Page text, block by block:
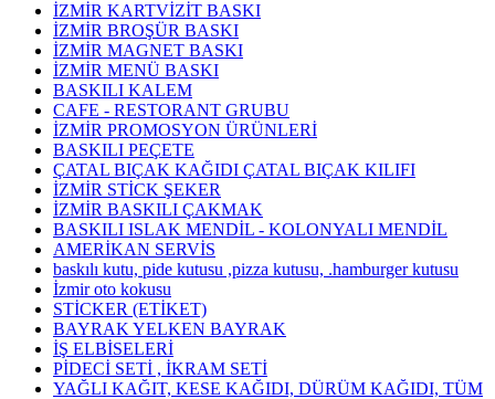
İZMİR KARTVİZİT BASKI
İZMİR BROŞÜR BASKI
İZMİR MAGNET BASKI
İZMİR MENÜ BASKI
BASKILI KALEM
CAFE - RESTORANT GRUBU
İZMİR PROMOSYON ÜRÜNLERİ
BASKILI PEÇETE
ÇATAL BIÇAK KAĞIDI ÇATAL BIÇAK KILIFI
İZMİR STİCK ŞEKER
İZMİR BASKILI ÇAKMAK
BASKILI ISLAK MENDİL - KOLONYALI MENDİL
AMERİKAN SERVİS
baskılı kutu, pide kutusu ,pizza kutusu, .hamburger kutusu
İzmir oto kokusu
STİCKER (ETİKET)
BAYRAK YELKEN BAYRAK
İŞ ELBİSELERİ
PİDECİ SETİ , İKRAM SETİ
YAĞLI KAĞIT, KESE KAĞIDI, DÜRÜM KAĞIDI, TÜM